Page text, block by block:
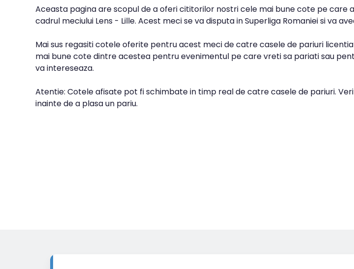
Aceasta pagina are scopul de a oferi cititorilor nostri cele mai bune cote pe care
cadrul meciului Lens - Lille. Acest meci se va disputa in Superliga Romaniei si va
Mai sus regasiti cotele oferite pentru acest meci de catre casele de pariuri
mai bune cote dintre acestea pentru evenimentul pe care vreti sa pariati sau
va intereseaza.
Atentie: Cotele afisate pot fi schimbate in timp real de catre casele de pariuri.
inainte de a plasa un pariu.